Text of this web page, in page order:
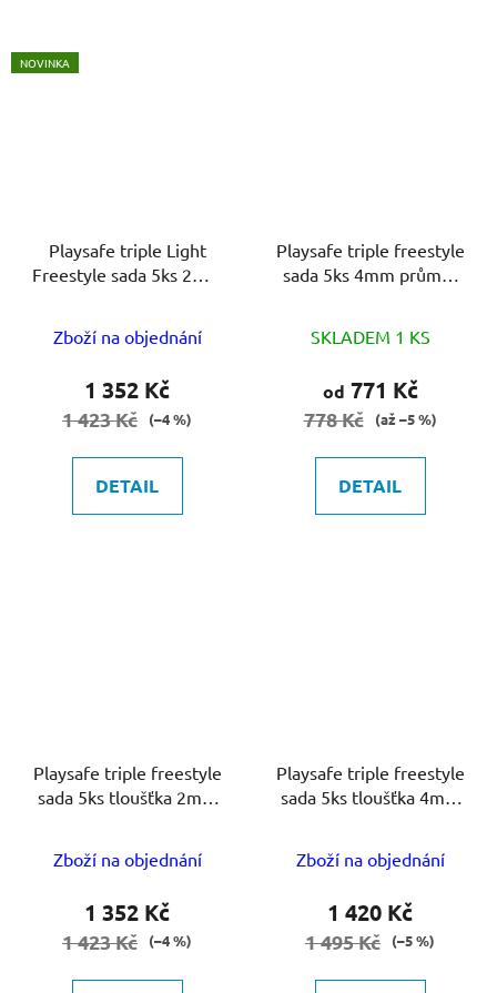
NOVINKA
Playsafe triple Light
Freestyle sada 5ks 2mm
Zboží na objednání
1 352 Kč
1 423 Kč (–4 %)
DETAIL
Playsafe triple freestyle
sada 5ks 4mm průměr
SKLADEM 1 KS
od 771 Kč
778 Kč (až –5 %)
DETAIL
Playsafe triple freestyle
sada 5ks tloušťka 2mm
Zboží na objednání
1 352 Kč
1 423 Kč (–4 %)
Playsafe triple freestyle
sada 5ks tloušťka 4mm
Zboží na objednání
1 420 Kč
1 495 Kč (–5 %)